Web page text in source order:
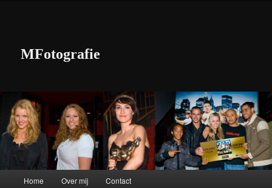
MFotografie
Spring naar de primaire inhoud
Spring naar de secundaire inhoud
Home Over mij Contact